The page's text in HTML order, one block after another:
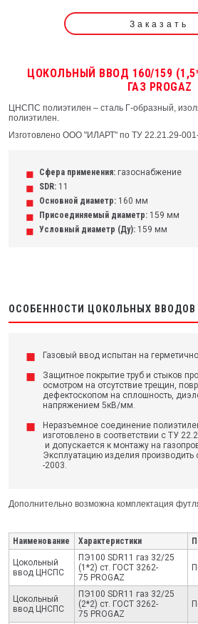
Заказать
ЦОКОЛЬНЫЙ ВВОД 160/159
ГАЗ PROGAZ
ЦНСПС полиэтилен – сталь Г-образный,
полиэтилен.
Изготовлено ООО "ИЛАРТ" по ТУ 22.21.29-
Сфера применения: газоснабжение
SDR: 11
Основной диаметр: 160 мм
Присоединяемый диаметр: 159 мм
Условный диаметр (Ду): 159 мм
ОСОБЕННОСТИ ЦОКОЛЬНЫХ ВВОДОВ
Газовый ввод испытан на
Защитное покрытие труб и стыков
осмотром на отсутствие трещин,
дефектоскопом на сплошность,
напряжением 5кВ/мм.
Неразъемное соединение
изготовлено в соответствии с ТУ
и допускается к монтажу на
Эксплуатацию изделия производить
-2003.
Дополнительно возможна комплектация
Наименование Характеристики
Цокольный
ввод ЦНСПС
ПЭ100 SDR11 газ 32/25
(1*2) ст. ГОСТ 3262-
75 PROGAZ
Цокольный
ввод ЦНСПС
ПЭ100 SDR11 газ 32/25
(2*2) ст. ГОСТ 3262-
75 PROGAZ